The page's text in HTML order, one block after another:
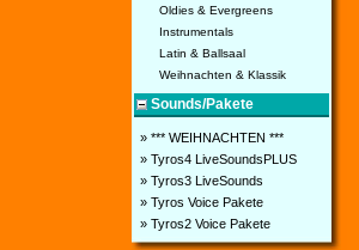
Oldies & Evergreens
Instrumentals
Latin & Ballsaal
Weihnachten & Klassik
Sounds/Pakete
» *** WEIHNACHTEN ***
» Tyros4 LiveSoundsPLUS
» Tyros3 LiveSounds
» Tyros Voice Pakete
» Tyros2 Voice Pakete